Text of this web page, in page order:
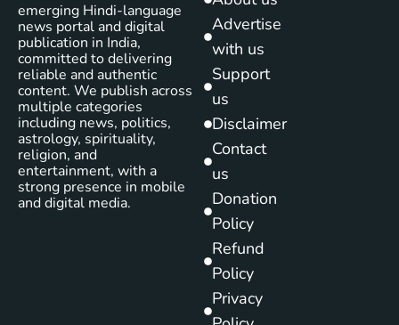
emerging Hindi-language
news portal and digital
publication in India,
committed to delivering
reliable and authentic
content. We publish across
multiple categories
including news, politics,
astrology, spirituality,
religion, and
entertainment, with a
strong presence in mobile
and digital media.
Advertise
with us
Support
us
Disclaimer
Contact
us
Donation
Policy
Refund
Policy
Privacy